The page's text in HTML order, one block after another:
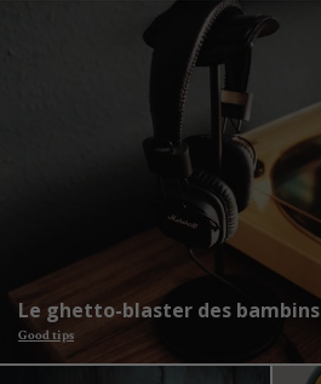
Le ghetto-blaster des bambins
Good tips